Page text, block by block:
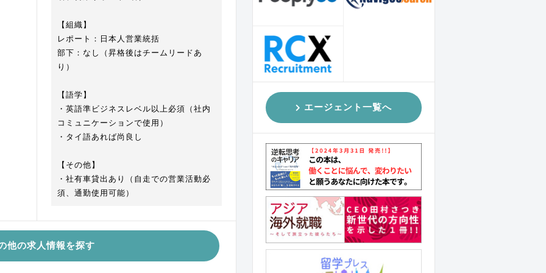
【組織】
レポート：日本人営業統括
部下：なし（昇格後はチームリードあ
り）
【語学】
・英語準ビジネスレベル以上必須（社内
コミュニケーションで使用）
・タイ語あれば尚良し
【その他】
・社有車貸出あり（自走での営業活動必
須、通勤使用可能）
他の求人情報を探す
エージェント一覧へ